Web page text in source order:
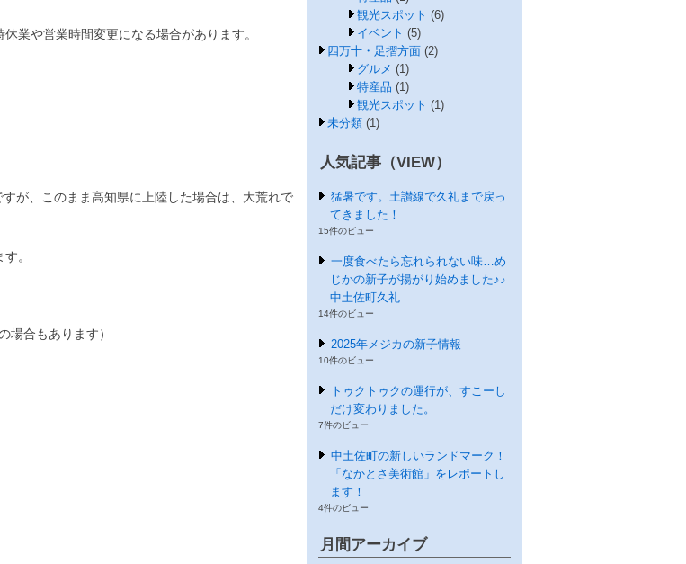
業や営業時間変更になる場合があります。
が、このまま高知県に上陸した場合は、大荒れで
。
合もあります）
観光スポット (6)
イベント (5)
四万十・足摺方面 (2)
グルメ (1)
特産品 (1)
観光スポット (1)
未分類 (1)
人気記事（VIEW）
猛暑です。土讃線で久礼まで戻っ
てきました！
15件のビュー
一度食べたら忘れられない味…め
じかの新子が揚がり始めました♪♪
中土佐町久礼
14件のビュー
2025年メジカの新子情報
10件のビュー
トゥクトゥクの運行が、すこーし
だけ変わりました。
7件のビュー
中土佐町の新しいランドマーク！
「なかとさ美術館」をレポートし
ます！
4件のビュー
月間アーカイブ